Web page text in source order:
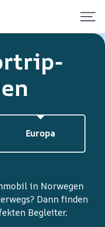
Europa
in Norwegen
Dann finden
Begleiter.